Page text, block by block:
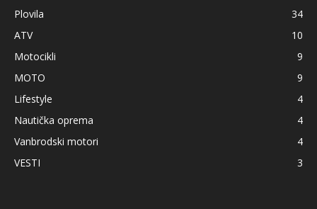
Plovila
34
ATV
10
Motocikli
9
MOTO
9
Lifestyle
4
Nautička oprema
4
Vanbrodski motori
4
VESTI
3